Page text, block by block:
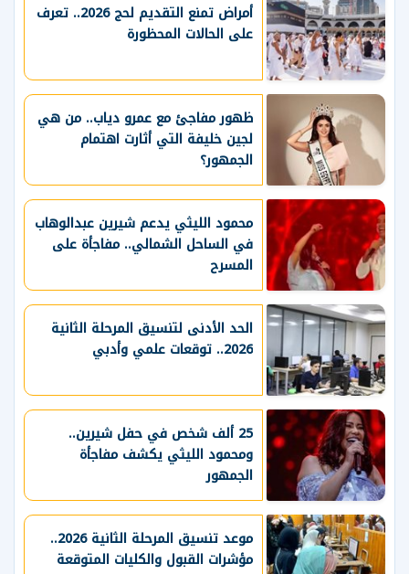
أمراض تمنع التقديم لحج 2026.. تعرف
على الحالات المحظورة
ظهور مفاجئ مع عمرو دياب.. من هي
لجين خليفة التي أثارت اهتمام
الجمهور؟
محمود الليثي يدعم شيرين عبدالوهاب
في الساحل الشمالي.. مفاجأة على
المسرح
الحد الأدنى لتنسيق المرحلة الثانية
2026.. توقعات علمي وأدبي
25 ألف شخص في حفل شيرين..
ومحمود الليثي يكشف مفاجأة
الجمهور
موعد تنسيق المرحلة الثانية 2026..
مؤشرات القبول والكليات المتوقعة